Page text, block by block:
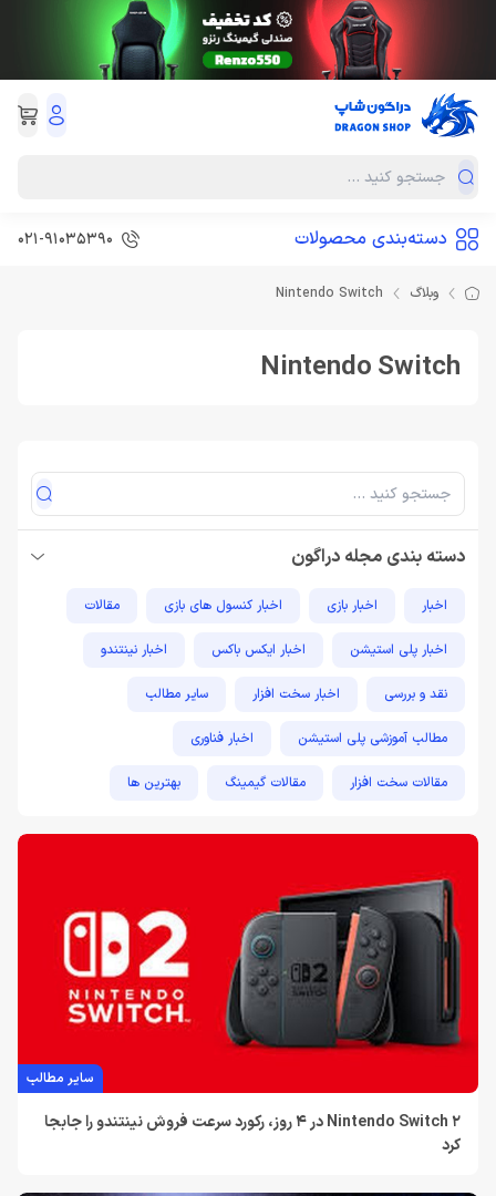
دسته‌بندی محصولات 021-91035390
وبلاگ Nintendo Switch
Nintendo Switch
دسته بندی مجله دراگون
اخبار اخبار بازی اخبار کنسول های بازی مقالات
اخبار پلی استیشن اخبار ایکس باکس اخبار نینتندو
نقد و بررسی اخبار سخت افزار سایر مطالب
مطالب آموزشی پلی استیشن اخبار فناوری
مقالات سخت افزار مقالات گیمینگ بهترین ها
مطالب آموزشی
مطالب آموزشی ایکس باکس
سایر مطالب
Nintendo Switch 2 در 4 روز، رکورد سرعت فروش نینتندو را جابجا
کرد